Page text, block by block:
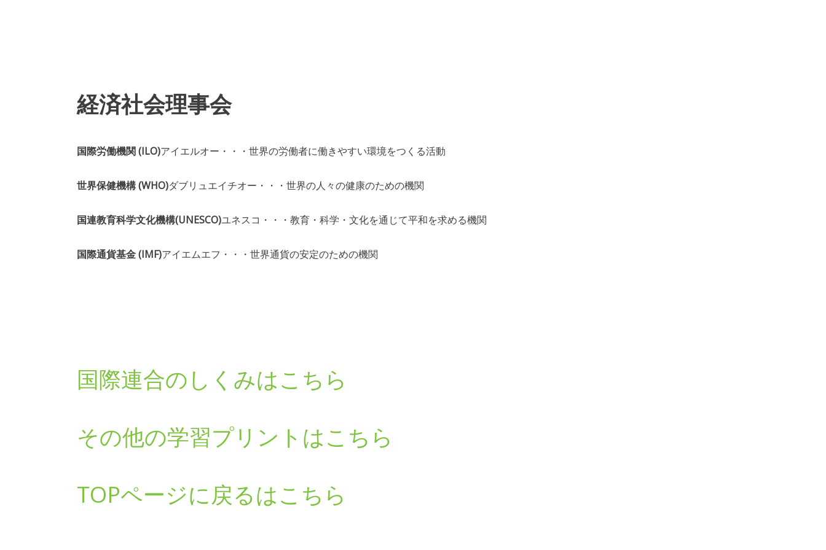
経済社会理事会
国際労働機関 (ILO)アイエルオー・・・世界の労働者に働きやすい環境をつくる活動
世界保健機構 (WHO)ダブリュエイチオー・・・世界の人々の健康のための機関
国連教育科学文化機構(UNESCO)ユネスコ・・・教育・科学・文化を通じて平和を求める機関
国際通貨基金 (IMF)アイエムエフ・・・世界通貨の安定のための機関
国際連合のしくみはこちら
その他の学習プリントはこちら
TOPページに戻るはこちら